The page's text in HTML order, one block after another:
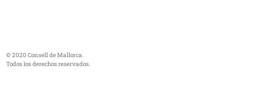
© 2020 Consell de Mallorca.
Todos los derechos reservados.